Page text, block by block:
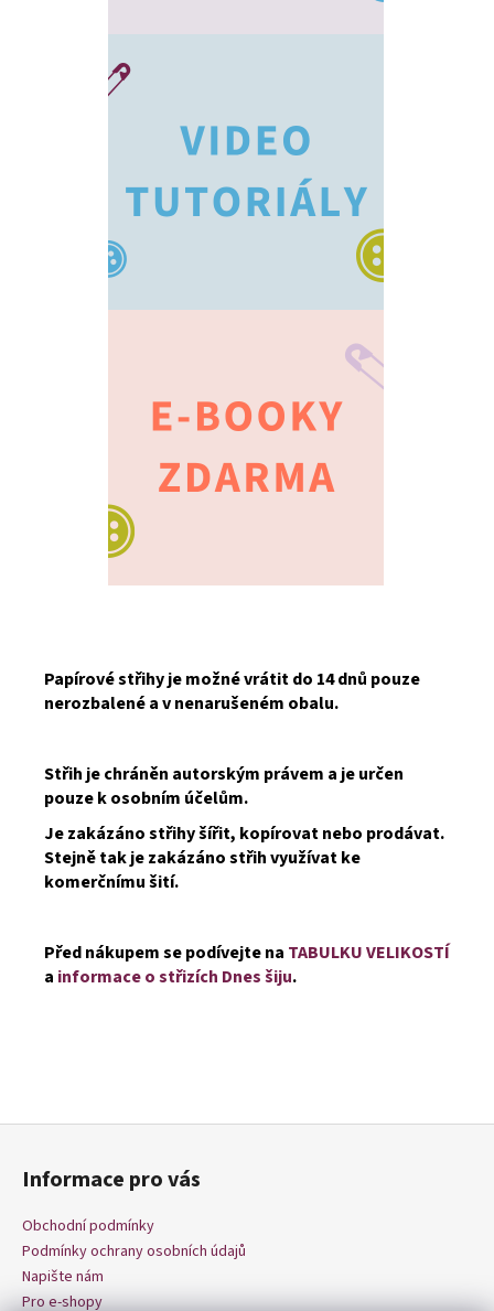
Papírové střihy je možné vrátit do 14 dnů pouze
nerozbalené a v nenarušeném obalu.
Střih je chráněn autorským právem a je určen
pouze k osobním účelům.
Je zakázáno střihy šířit, kopírovat nebo prodávat.
Stejně tak je zakázáno střih využívat ke
komerčnímu šití.
Před nákupem se podívejte na TABULKU VELIKOSTÍ
a informace o střizích Dnes šiju.
Z
Informace pro vás
Obchodní podmínky
Podmínky ochrany osobních údajů
Napište nám
Pro e-shopy